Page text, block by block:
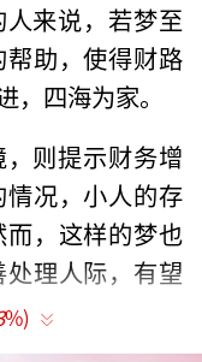
来说，若梦至
助，使得财路
四海为家。
则提示财务增
况，小人的存
，这样的梦也
理人际，有望
%)